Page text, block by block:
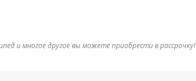
и многое другое вы можете приобрести в рассрочку!